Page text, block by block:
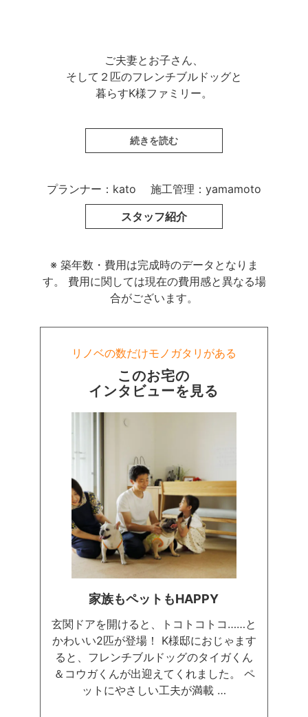
ご夫妻とお子さん、
そして２匹のフレンチブルドッグと
暮らすK様ファミリー。
お子さんの誕生を機に購入した新築マンショ
ンに
少しずつ手を入れていくことにしました。
「暮らしにくさ」の原因になっていた
２匹のワンちゃんたちが
快適に暮らせる工夫も随所に。
テレビまわりの配線を壁の中におさめたり、
壁の汚れ対策のために幅広の巾木を採用した
風通しのいい場所に
“ペットのお部屋”も実現しました！
安心＆安全を第一に考えたK様邸は、
「愛」を感じるお住まいです。
続きを読む
プランナー：kato 施工管理：yamamoto
スタッフ紹介
※ 築年数・費用は完成時のデータとなりま
す。 費用に関しては現在の費用感と異なる場
合がございます。
リノベの数だけモノガタリがある
このお宅の
インタビューを見る
家族もペットもHAPPY
玄関ドアを開けると、トコトコトコ……と
かわいい2匹が登場！ K様邸におじゃます
ると、フレンチブルドッグのタイガくん
＆コウガくんが出迎えてくれました。 ペ
ットにやさしい工夫が満載 …